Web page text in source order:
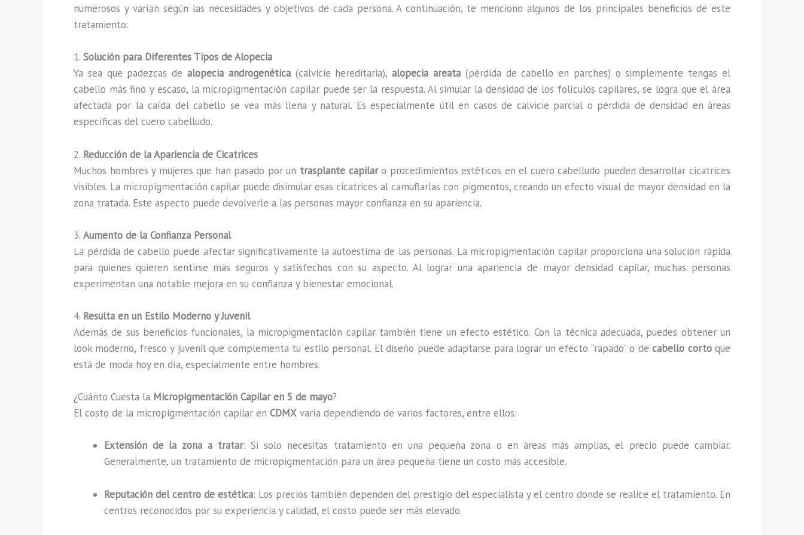
numerosos y varían según las necesidades y objetivos de cada persona. A continuación, te menciono algunos de los principales beneficios de este
tratamiento:
1. Solución para Diferentes Tipos de Alopecia
Ya sea que padezcas de alopecia androgenética(calvicie hereditaria),alopecia areata(pérdida de cabello en parches) o simplemente tengas el
cabello más fino y escaso, la micropigmentación capilar puede ser la respuesta. Al simular la densidad de los folículos capilares, se logra que el área
afectada por la caída del cabello se vea más llena y natural. Es especialmente útil en casos de calvicie parcial o pérdida de densidad en áreas
específicas del cuero cabelludo.
2. Reducción de la Apariencia de Cicatrices
Muchos hombres y mujeres que han pasado por un trasplante capilaro procedimientos estéticos en el cuero cabelludo pueden desarrollar cicatrices
visibles. La micropigmentación capilar puede disimular esas cicatrices al camuflarlas con pigmentos, creando un efecto visual de mayor densidad en la
zona tratada. Este aspecto puede devolverle a las personas mayor confianza en su apariencia.
3. Aumento de la Confianza Personal
La pérdida de cabello puede afectar significativamente la autoestima de las personas. La micropigmentación capilar proporciona una solución rápida
para quienes quieren sentirse más seguros y satisfechos con su aspecto. Al lograr una apariencia de mayor densidad capilar, muchas personas
experimentan una notable mejora en su confianza y bienestar emocional.
4. Resulta en un Estilo Moderno y Juvenil
Además de sus beneficios funcionales, la micropigmentación capilar también tiene un efecto estético. Con la técnica adecuada, puedes obtener un
look moderno, fresco y juvenil que complementa tu estilo personal. El diseño puede adaptarse para lograr un efecto “rapado” o decabello cortoque
está de moda hoy en día, especialmente entre hombres.
¿Cuánto Cuesta la Micropigmentación Capilar en 5 de mayo?
El costo de la micropigmentación capilar en CDMX varía dependiendo de varios factores, entre ellos:
Extensión de la zona a tratar: Si solo necesitas tratamiento en una pequeña zona o en áreas más amplias, el precio puede cambiar.
Generalmente, un tratamiento de micropigmentación para un área pequeña tiene un costo más accesible.
Reputación del centro de estética: Los precios también dependen del prestigio del especialista y el centro donde se realice el tratamiento. En
centros reconocidos por su experiencia y calidad, el costo puede ser más elevado.